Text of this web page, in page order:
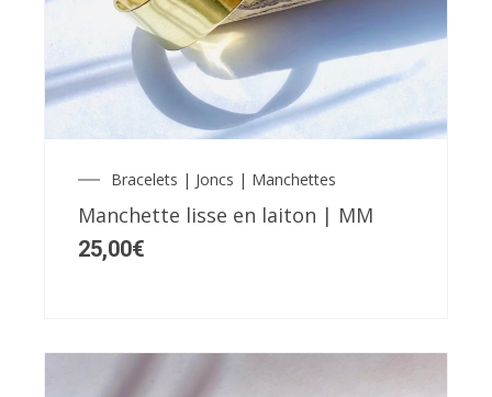
Bracelets | Joncs | Manchettes
Manchette lisse en laiton | MM
25,00€